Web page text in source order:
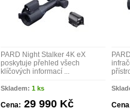
PARD Night Stalker 4K eX
poskytuje přehled všech
klíčových informací ...
Skladem: 1 ks
Cena: 29 990 Kč